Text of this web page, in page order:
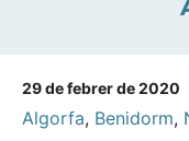
29 de febrer de 2020
Algorfa, Benidorm,